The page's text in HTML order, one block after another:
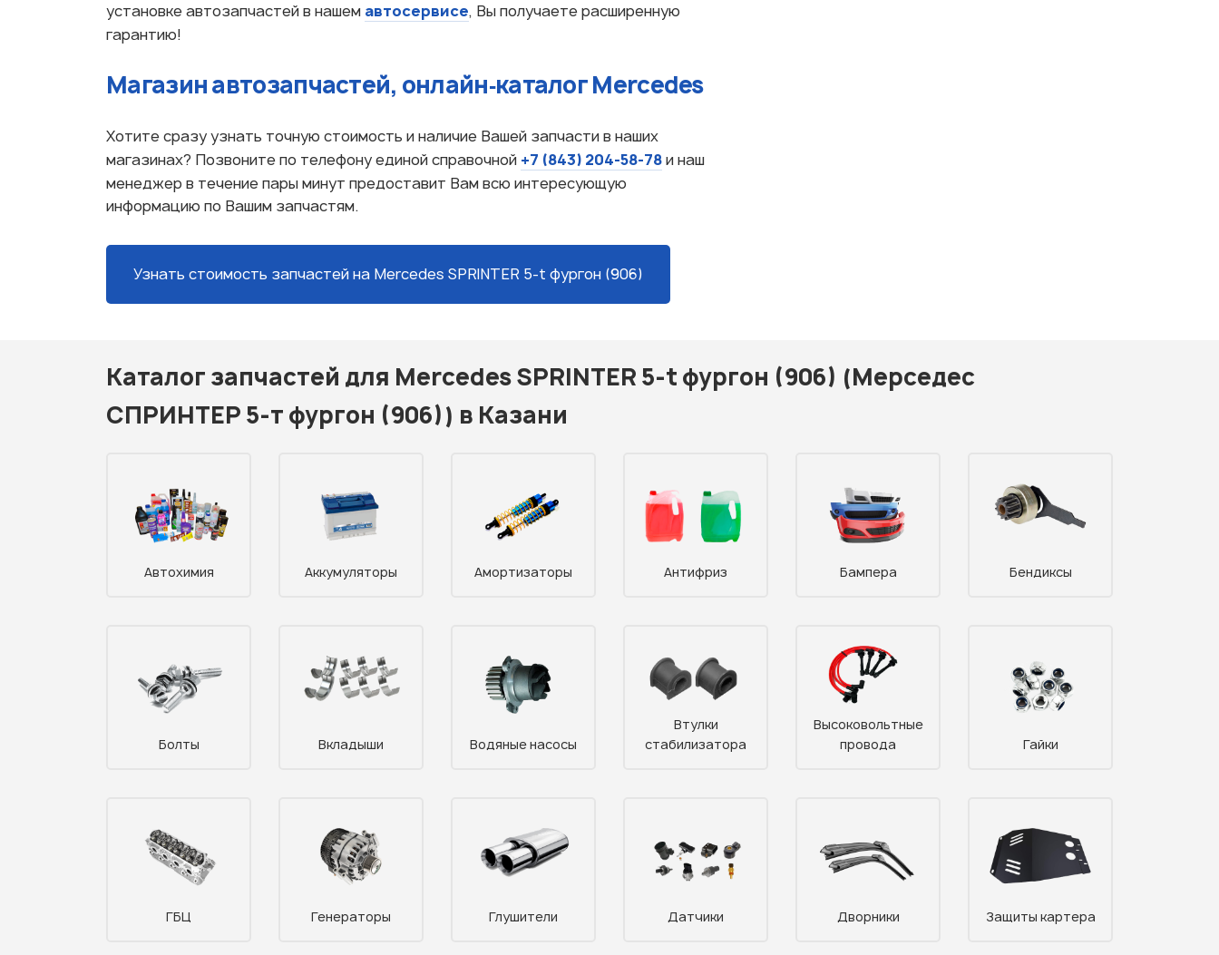
установке автозапчастей в нашем автосервисе, Вы получаете расширенную
гарантию!
Магазин автозапчастей, онлайн‑каталог Mercedes
Хотите сразу узнать точную стоимость и наличие Вашей запчасти в наших
магазинах? Позвоните по телефону единой справочной +7 (843) 204-58-78 и наш
менеджер в течение пары минут предоставит Вам всю интересующую
информацию по Вашим запчастям.
Узнать стоимость запчастей на Mercedes SPRINTER 5-t фургон (906)
Каталог запчастей для Mercedes SPRINTER 5-t фургон (906) (Мерседес
СПРИНТЕР 5-т фургон (906)) в Казани
Автохимия Аккумуляторы Амортизаторы Антифриз Бампера Бендиксы
Болты Вкладыши Водяные насосы
Втулки
стабилизатора
Высоковольтные
провода
Гайки
ГБЦ Генераторы Глушители Датчики Дворники Защиты картера